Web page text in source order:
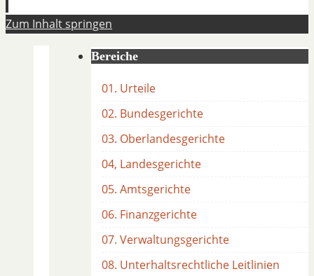
Zum Inhalt springen
Bereiche
01. Urteile
02. Bundesgerichte
03. Oberlandesgerichte
04, Landesgerichte
05. Amtsgerichte
06. Finanzgerichte
07. Verwaltungsgerichte
08. Unterhaltsrechtliche Leitlinien